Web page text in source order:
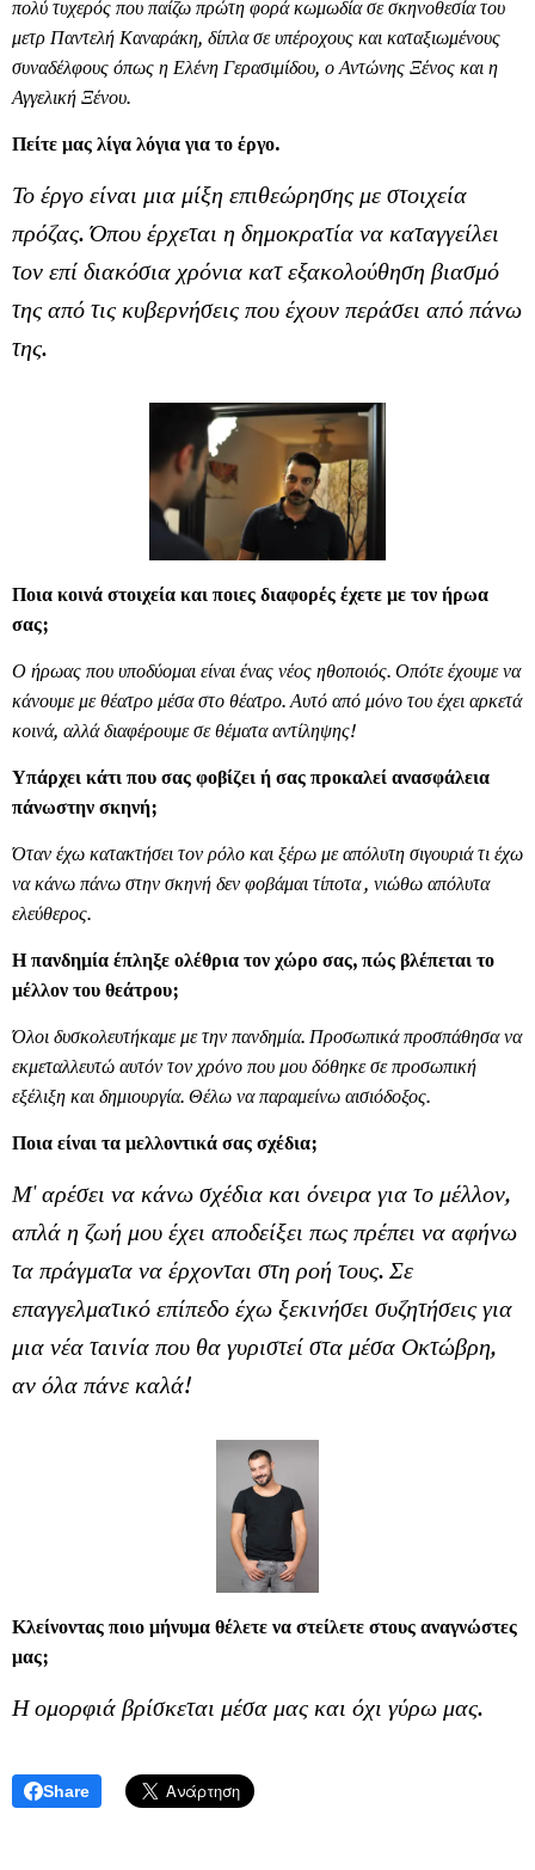
πολύ τυχερός που παίζω πρώτη φορά κωμωδία σε σκηνοθεσία του
μετρ Παντελή Καναράκη, δίπλα σε υπέροχους και καταξιωμένους
συναδέλφους όπως η Ελένη Γερασιμίδου, ο Αντώνης Ξένος και η
Αγγελική Ξένου.
Πείτε μας λίγα λόγια για το έργο.
Το έργο είναι μια μίξη επιθεώρησης με στοιχεία
πρόζας. Όπου έρχεται η δημοκρατία να καταγγείλει
τον επί διακόσια χρόνια κατ εξακολούθηση βιασμό
της από τις κυβερνήσεις που έχουν περάσει από πάνω
της.
Ποια κοινά στοιχεία και ποιες διαφορές έχετε με τον ήρωα
σας;
Ο ήρωας που υποδύομαι είναι ένας νέος ηθοποιός. Οπότε έχουμε να
κάνουμε με θέατρο μέσα στο θέατρο. Αυτό από μόνο του έχει αρκετά
κοινά, αλλά διαφέρουμε σε θέματα αντίληψης!
Υπάρχει κάτι που σας φοβίζει ή σας προκαλεί ανασφάλεια
πάνωστην σκηνή;
Όταν έχω κατακτήσει τον ρόλο και ξέρω με απόλυτη σιγουριά τι έχω
να κάνω πάνω στην σκηνή δεν φοβάμαι τίποτα , νιώθω απόλυτα
ελεύθερος.
Η πανδημία έπληξε ολέθρια τον χώρο σας, πώς βλέπεται το
μέλλον του θεάτρου;
Όλοι δυσκολευτήκαμε με την πανδημία. Προσωπικά προσπάθησα να
εκμεταλλευτώ αυτόν τον χρόνο που μου δόθηκε σε προσωπική
εξέλιξη και δημιουργία. Θέλω να παραμείνω αισιόδοξος.
Ποια είναι τα μελλοντικά σας σχέδια;
Μ' αρέσει να κάνω σχέδια και όνειρα για το μέλλον,
απλά η ζωή μου έχει αποδείξει πως πρέπει να αφήνω
τα πράγματα να έρχονται στη ροή τους. Σε
επαγγελματικό επίπεδο έχω ξεκινήσει συζητήσεις για
μια νέα ταινία που θα γυριστεί στα μέσα Οκτώβρη,
αν όλα πάνε καλά!
Κλείνοντας ποιο μήνυμα θέλετε να στείλετε στους αναγνώστες
μας;
Η ομορφιά βρίσκεται μέσα μας και όχι γύρω μας.
Share